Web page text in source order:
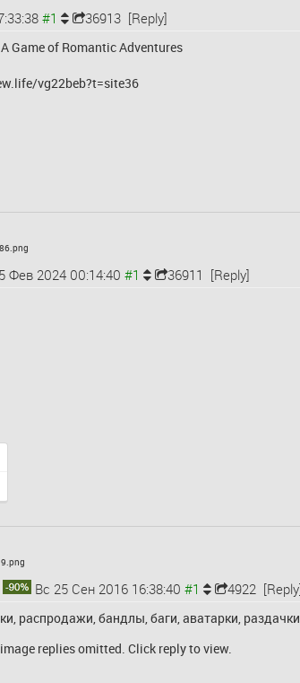
36913 [Reply]
Game of Romantic Adventures
vg22beb?t=site36
Фев 2024 00:14:40 36911 [Reply]
Вс 25 Сен 2016 16:38:40 4922
распродажи, бандлы, баги, аватарки,
replies omitted. Click reply to view.